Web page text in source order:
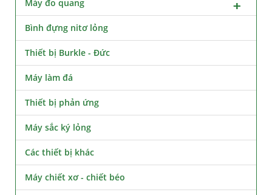
Máy đo quang
Bình đựng nitơ lỏng
Thiết bị Burkle - Đức
Máy làm đá
Thiết bị phản ứng
Máy sắc ký lỏng
Các thiết bị khác
Máy chiết xơ - chiết béo